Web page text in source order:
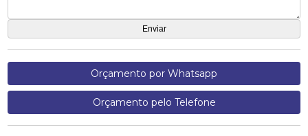
Orçamento por Whatsapp
Orçamento pelo Telefone